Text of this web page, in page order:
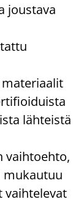
joustava
materiaalit
lähteistä
vaihtoehto,
mukautuu
vaihtelevat